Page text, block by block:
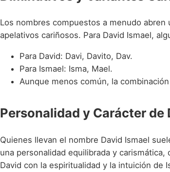
Los nombres compuestos a menudo abren
apelativos cariñosos. Para David Ismael,
Para David: Davi, Davito, Dav.
Para Ismael: Isma, Mael.
Aunque menos común, la
Personalidad y Carácter de
Quienes llevan el nombre David Ismael
una personalidad equilibrada y
David con la espiritualidad y la intuición de